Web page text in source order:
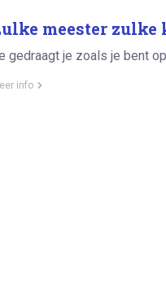
meester zulke
gedraagt je zoals je bent
info